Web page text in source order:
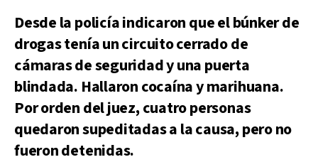
Desde la policía indicaron que el búnker de
drogas tenía un circuito cerrado de
cámaras de seguridad y una puerta
blindada. Hallaron cocaína y marihuana.
Por orden del juez, cuatro personas
quedaron supeditadas a la causa, pero no
fueron detenidas.